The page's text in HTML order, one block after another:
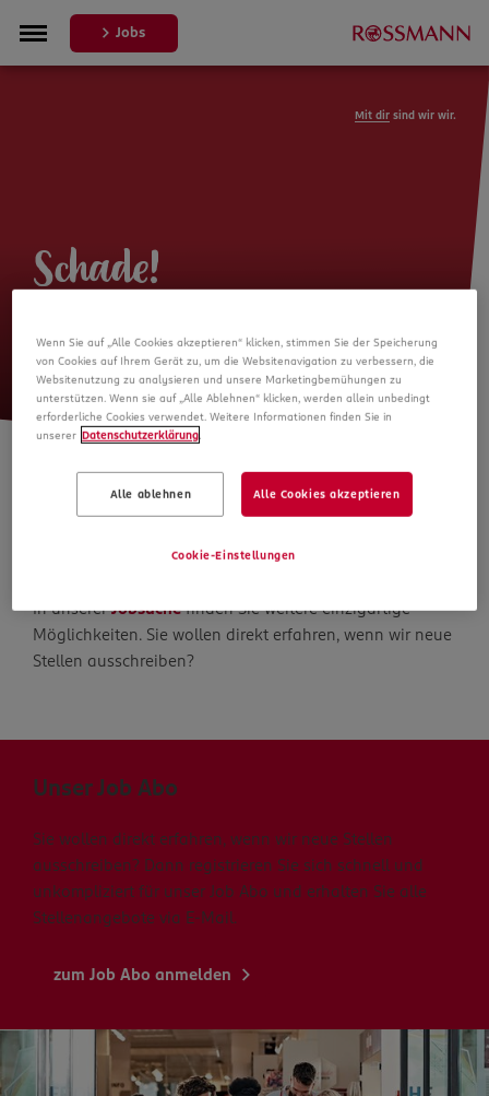
Jobs
Mit dir sind wir wir.
Schade!
mehr verfügbar
Die Suche geht weiter
In unsererJobsuchefinden Sie weitere einzigartige
Möglichkeiten. Sie wollen direkt erfahren, wenn wir neue
Stellen ausschreiben?
Unser Job Abo
Sie wollen direkt erfahren, wenn wir neue Stellen
ausschreiben? Dann registrieren Sie sich schnell und
unkompliziert für unser Job Abo und erhalten Sie alle
Stellenangebote via E-Mail.
zum Job Abo anmelden
Wenn Sie auf „Alle Cookies akzeptieren“ klicken, stimmen Sie der Speicherung
von Cookies auf Ihrem Gerät zu, um die Websitenavigation zu verbessern, die
Websitenutzung zu analysieren und unsere Marketingbemühungen zu
unterstützen. Wenn sie auf „Alle Ablehnen“ klicken, werden allein unbedingt
erforderliche Cookies verwendet. Weitere Informationen finden Sie in
unserer Datenschutzerklärung
Alle ablehnen Alle Cookies akzeptieren
Cookie-Einstellungen